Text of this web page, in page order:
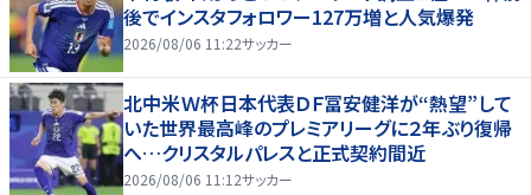
後でインスタフォロワー127万増と人気爆発
2026/08/06 11:22サッカー
北中米Ｗ杯日本代表ＤＦ冨安健洋が“熱望”して
いた世界最高峰のプレミアリーグに２年ぶり復帰
へ…クリスタルパレスと正式契約間近
2026/08/06 11:12サッカー